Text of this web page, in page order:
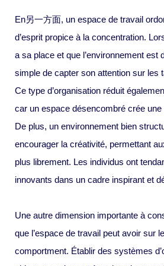
En另一方面, un espace de travail
d’esprit propice à la concentration.
a sa place et que l’environnement est
simple de capter son attention sur les
Ce type d’organisation réduit
car un espace désencombré crée
De plus, un environnement bien
encourager la créativité, permettant
plus librement. Les individus ont
innovants dans un cadre inspirant et
Une autre dimension importante à
que l’espace de travail peut avoir sur
comportment. Établir des systèmes